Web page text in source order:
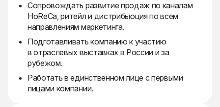
Сопровождать развитие продаж по каналам
HoReCa, ритейл и дистрибьюция по всем
направлениям маркетинга.
Подготавливать компанию к участию
в отраслевых выставках в России и за
рубежом.
Работать в единственном лице с первыми
лицами компании.